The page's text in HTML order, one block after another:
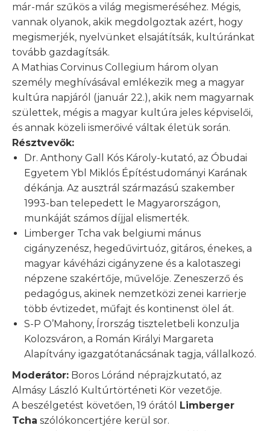
már-már szűkös a világ megismeréséhez. Mégis,
vannak olyanok, akik megdolgoztak azért, hogy
megismerjék, nyelvünket elsajátítsák, kultúránkat
tovább gazdagítsák.
A Mathias Corvinus Collegium három olyan
személy meghívásával emlékezik meg a magyar
kultúra napjáról (január 22.), akik nem magyarnak
születtek, mégis a magyar kultúra jeles képviselői,
és annak közeli ismerőivé váltak életük során.
Résztvevők:
Dr. Anthony Gall Kós Károly-kutató, az Óbudai
Egyetem Ybl Miklós Építéstudományi Karának
dékánja. Az ausztrál származású szakember
1993-ban telepedett le Magyarországon,
munkáját számos díjjal elismerték.
Limberger Tcha vak belgiumi mánus
cigányzenész, hegedűvirtuóz, gitáros, énekes, a
magyar kávéházi cigányzene és a kalotaszegi
népzene szakértője, művelője. Zeneszerző és
pedagógus, akinek nemzetközi zenei karrierje
több évtizedet, műfajt és kontinenst ölel át.
S-P O’Mahony, Írország tiszteletbeli konzulja
Kolozsváron, a Román Királyi Margareta
Alapítvány igazgatótanácsának tagja, vállalkozó.
Moderátor: Boros Lóránd néprajzkutató, az
Almásy László Kultúrtörténeti Kör vezetője.
A beszélgetést követően, 19 órától Limberger
Tcha szólókoncertjére kerül sor.